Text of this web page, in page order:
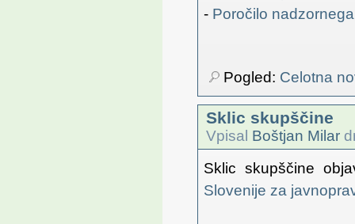
- Poročilo
Pogled: Celotna
Sklic skupščine
Vpisal Boštjan Milar
Sklic skupščine
Slovenije za